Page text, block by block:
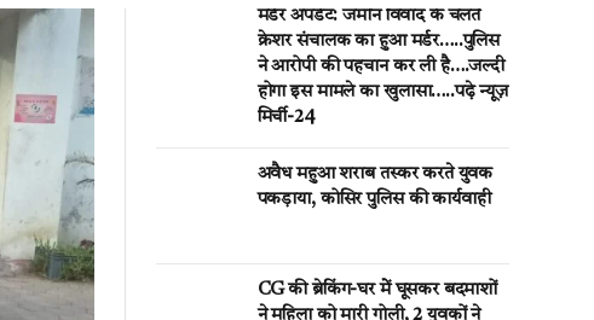
मर्डर अपडेट: जमीन विवाद के चलते
क्रेशर संचालक का हुआ मर्डर…..पुलिस
ने आरोपी की पहचान कर ली है….जल्दी
होगा इस मामले का खुलासा…..पढ़े न्यूज़
मिर्ची-24
अवैध महुआ शराब तस्कर करते युवक
पकड़ाया, कोसिर पुलिस की कार्यवाही
CG की ब्रेकिंग-घर मेें घूसकर बदमाशों
ने महिला को मारी गोली, 2 युवकों ने